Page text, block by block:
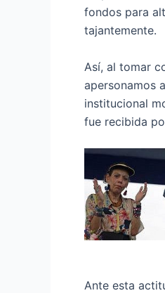
fondos para
tajantemente.
Así, al tomar
apersonamos
institucional
fue recibida
Ante esta